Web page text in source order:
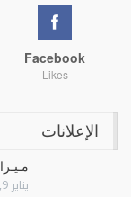
Facebook
Likes
الإعلانات
يناير 9, 2026